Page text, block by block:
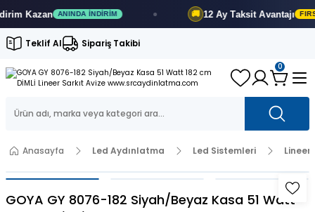
Kazan ANINDA İNDIRIM 12 Ay Taksit Avantajı FIRSATI
Teklif Al Sipariş Takibi
0
Anasayfa Led Aydınlatma Led Sistemleri Lineer
GOYA GY 8076-182 Siyah/Beyaz Kasa 51 Watt